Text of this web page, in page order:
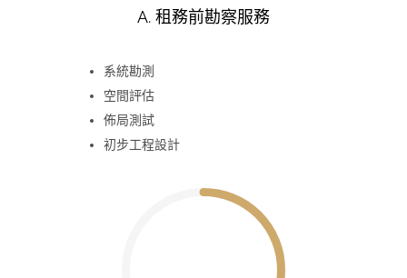
A. 租務前勘察服務
系統勘測
空間評估
佈局測試
初步工程設計